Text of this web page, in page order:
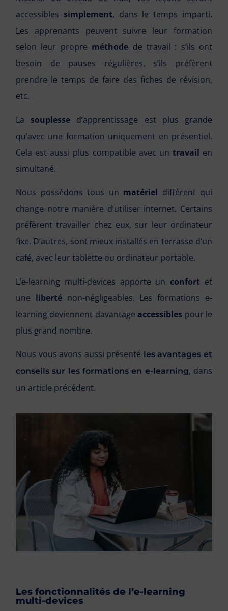
accessibles simplement, dans le temps imparti.
Les apprenants peuvent suivre leur formation
selon leur propre méthode de travail : s’ils ont
besoin de pauses régulières, s’ils préfèrent
prendre le temps de faire des fiches de révision,
etc.
La souplesse d’apprentissage est plus grande
qu’avec une formation uniquement en présentiel.
Cela est aussi plus compatible avec un travail en
simultané.
Nous possédons tous un matériel différent qui
change notre manière d’utiliser internet. Certains
préfèrent travailler chez eux, sur leur ordinateur
fixe. D’autres, sont mieux installés en terrasse d’un
café, avec leur tablette ou ordinateur portable.
L’e-learning multi-devices apporte un confort et
une liberténon-négligeables. Les formations e-
learning deviennent davantage accessibles pour le
plus grand nombre.
Nous vous avons aussi présenté les avantages et
conseils sur les formations en e-learning, dans
un article précédent.
Les fonctionnalités de l’e-learning
multi-devices